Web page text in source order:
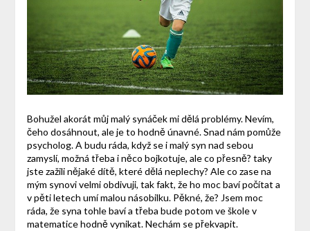
Bohužel akorát můj malý synáček mi dělá problémy. Nevím,
čeho dosáhnout, ale je to hodně únavné. Snad nám pomůže
psycholog. A budu ráda, když se i malý syn nad sebou
zamyslí, možná třeba i něco bojkotuje, ale co přesně? taky
jste zažili nějaké dítě, které dělá neplechy? Ale co zase na
mým synovi velmi obdivuji, tak fakt, že ho moc baví počítat a
v pěti letech umí malou násobilku. Pěkné, že? Jsem moc
ráda, že syna tohle baví a třeba bude potom ve škole v
matematice hodně vynikat. Nechám se překvapit.